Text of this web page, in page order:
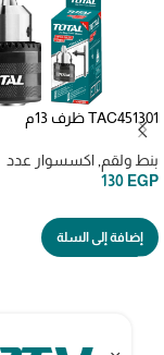
TAC451301 ظرف 13م
بنط ولقم اكسسوار عدد
130 EGP
إضافة إلى السلة